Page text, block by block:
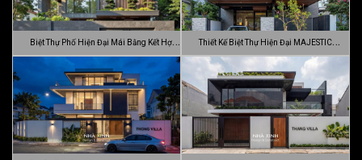
Biệt Thự Phố Hiện Đại Mái Bằng Kết Hợp Thiết Kế Biệt Thự Hiện Đại MAJESTIC
MODE…